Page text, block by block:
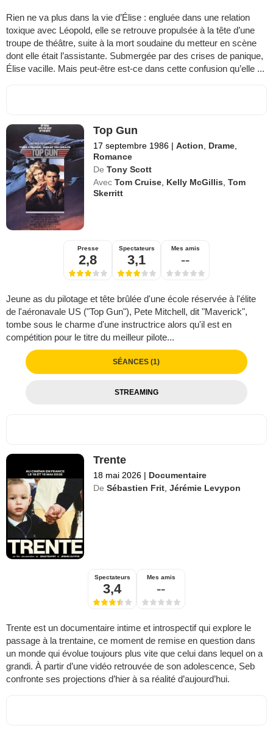
Rien ne va plus dans la vie d’Élise : engluée dans une relation
toxique avec Léopold, elle se retrouve propulsée à la tête d’une
troupe de théâtre, suite à la mort soudaine du metteur en scène
dont elle était l’assistante. Submergée par des crises de panique,
Élise vacille. Mais peut-être est-ce dans cette confusion qu’elle ...
Top Gun
17 septembre 1986 | Action Drame
Romance
De Tony Scott
Avec Tom Cruise Kelly McGillis ,Tom
Skerritt
Presse
2,8
Spectateurs
3,1
Mes amis
--
Jeune as du pilotage et tête brûlée d'une école réservée à l'élite
de l'aéronavale US ("Top Gun"), Pete Mitchell, dit "Maverick",
tombe sous le charme d'une instructrice alors qu'il est en
compétition pour le titre du meilleur pilote...
SÉANCES (1)
STREAMING
Trente
18 mai 2026 | Documentaire
De Sébastien Frit ,Jérémie Levypon
Spectateurs
3,4
Mes amis
--
Trente est un documentaire intime et introspectif qui explore le
passage à la trentaine, ce moment de remise en question dans
un monde qui évolue toujours plus vite que celui dans lequel on a
grandi. À partir d’une vidéo retrouvée de son adolescence, Seb
confronte ses projections d’hier à sa réalité d’aujourd’hui.